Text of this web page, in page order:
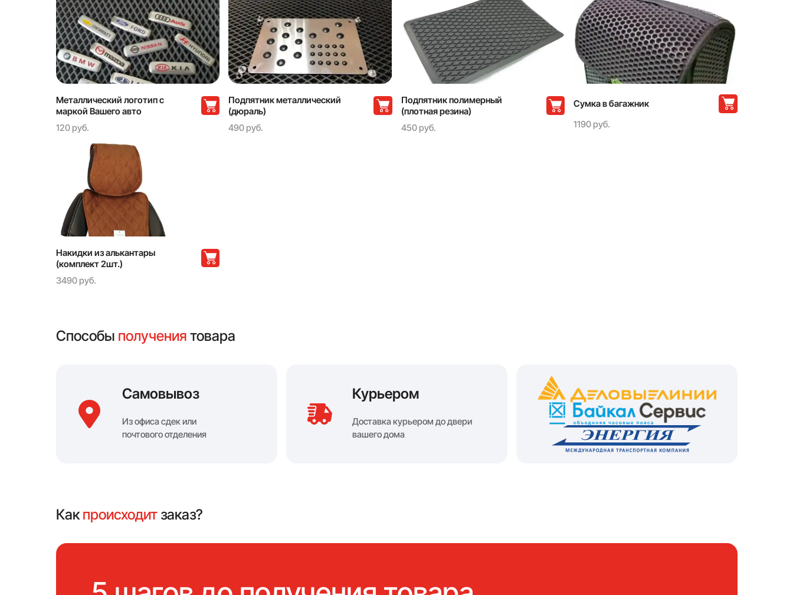
Металлический логотип с
маркой Вашего авто
120 руб.
Подпятник металлический
(дюраль)
490 руб.
Подпятник полимерный
(плотная резина)
450 руб.
Сумка в багажник
1190 руб.
Накидки из алькантары
(комплект 2шт.)
3490 руб.
Способы получения товара
Самовывоз
Из офиса сдек или
почтового отделения
Курьером
Доставка курьером до двери
вашего дома
Какпроисходитзаказ?